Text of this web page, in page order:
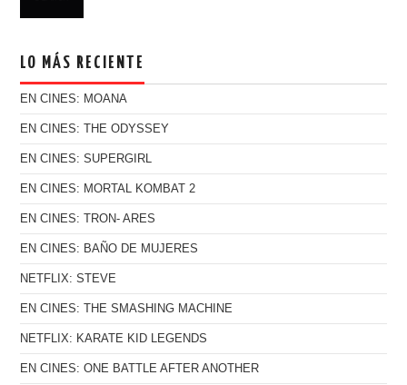
LO MÁS RECIENTE
EN CINES: MOANA
EN CINES: THE ODYSSEY
EN CINES: SUPERGIRL
EN CINES: MORTAL KOMBAT 2
EN CINES: TRON- ARES
EN CINES: BAÑO DE MUJERES
NETFLIX: STEVE
EN CINES: THE SMASHING MACHINE
NETFLIX: KARATE KID LEGENDS
EN CINES: ONE BATTLE AFTER ANOTHER